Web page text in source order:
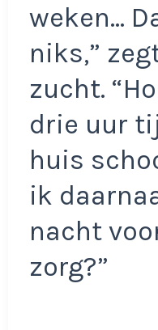
weken…
niks,”
zucht.
drie uur
huis
ik
nacht
zorg?”